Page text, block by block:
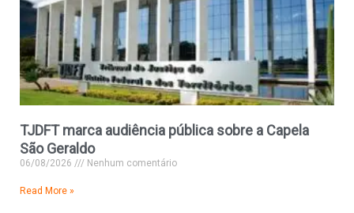
TJDFT marca audiência pública sobre a Capela
São Geraldo
06/08/2026 Nenhum comentário
Read More »